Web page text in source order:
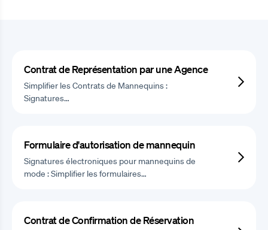
Contrat de Représentation par une Agence
Simplifier les Contrats de Mannequins :
Signatures…
Formulaire d'autorisation de mannequin
Signatures électroniques pour mannequins de
mode : Simplifier les formulaires…
Contrat de Confirmation de Réservation